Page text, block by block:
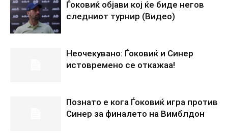
Ѓоковиќ објави кој ќе биде негов
следниот турнир (Видео)
Неочекувано: Ѓоковиќ и Синер
истовремено се откажаа!
Познато е кога Ѓоковиќ игра против
Синер за финалето на Вимблдон